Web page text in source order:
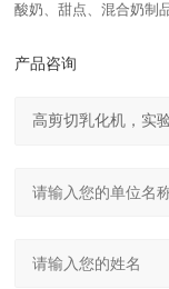
酸奶、甜点、混合奶制
产品咨询